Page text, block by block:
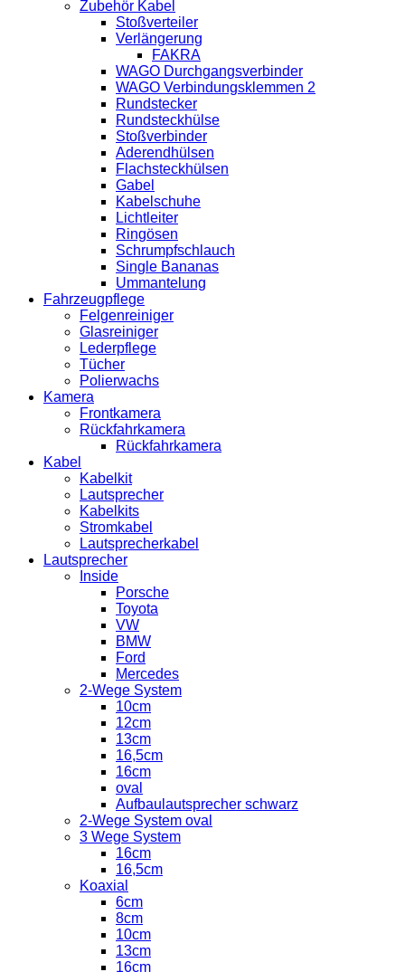
Zubehör Kabel
Stoßverteiler
Verlängerung
FAKRA
WAGO Durchgangsverbinder
WAGO Verbindungsklemmen 2
Rundstecker
Rundsteckhülse
Stoßverbinder
Aderendhülsen
Flachsteckhülsen
Gabel
Kabelschuhe
Lichtleiter
Ringösen
Schrumpfschlauch
Single Bananas
Ummantelung
Fahrzeugpflege
Felgenreiniger
Glasreiniger
Lederpflege
Tücher
Polierwachs
Kamera
Frontkamera
Rückfahrkamera
Rückfahrkamera
Kabel
Kabelkit
Lautsprecher
Kabelkits
Stromkabel
Lautsprecherkabel
Lautsprecher
Inside
Porsche
Toyota
VW
BMW
Ford
Mercedes
2-Wege System
10cm
12cm
13cm
16,5cm
16cm
oval
Aufbaulautsprecher schwarz
2-Wege System oval
3 Wege System
16cm
16,5cm
Koaxial
6cm
8cm
10cm
13cm
16cm